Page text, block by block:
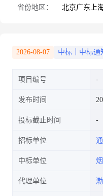
监
省份地区： 北京广东 上
2026-08-07 中标｜中标通
项目编号
发布时间
投标截止时间
招标单位
中标单位
代理单位